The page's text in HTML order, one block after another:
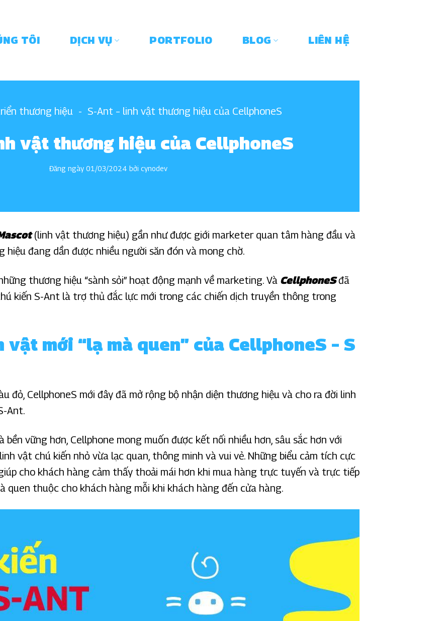
TÔI DỊCH VỤ PORTFOLIO BLOG LIÊN HỆ
thương hiệu - S-Ant – linh vật thương hiệu của CellphoneS
vật thương hiệu của CellphoneS
Đăng ngày 01/03/2024 bởi cynodev
(linh vật thương hiệu) gần như được giới marketer quan tâm hàng đầu và
đang dần được nhiều người săn đón và mong chờ.
thương hiệu “sành sỏi” hoạt động mạnh về marketing. Và CellphoneSđã
kiến S-Ant là trợ thủ đắc lực mới trong các chiến dịch truyền thông trong
mới “lạ mà quen” của CellphoneS – S
đỏ, CellphoneS mới đây đã mở rộng bộ nhận diện thương hiệu và cho ra đời linh
Ant.
vững hơn, Cellphone mong muốn được kết nối nhiều hơn, sâu sắc hơn với
vật chú kiến nhỏ vừa lạc quan, thông minh và vui vẻ. Những biểu cảm tích cực
cho khách hàng cảm thấy thoải mái hơn khi mua hàng trực tuyến và trực tiếp
quen thuộc cho khách hàng mỗi khi khách hàng đến cửa hàng.